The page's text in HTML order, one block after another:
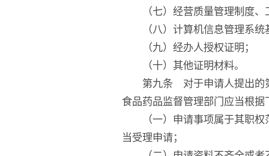
（七）经营质量管理制度、
（八）计算机信息管理系统
（九）经办人授权证明；
（十）其他证明材料。
第九条 对于申请人提出的第
食品药品监督管理部门应当根
（一）申请事项属于其职权
当受理申请；